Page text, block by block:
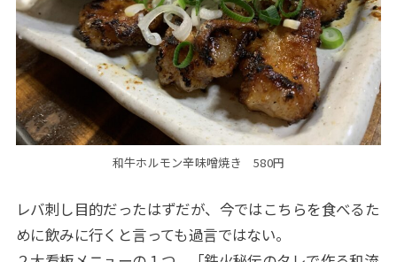
和牛ホルモン辛味噌焼き 580円
レバ刺し目的だったはずだが、今ではこちらを食べるた
めに飲みに行くと言っても過言ではない。